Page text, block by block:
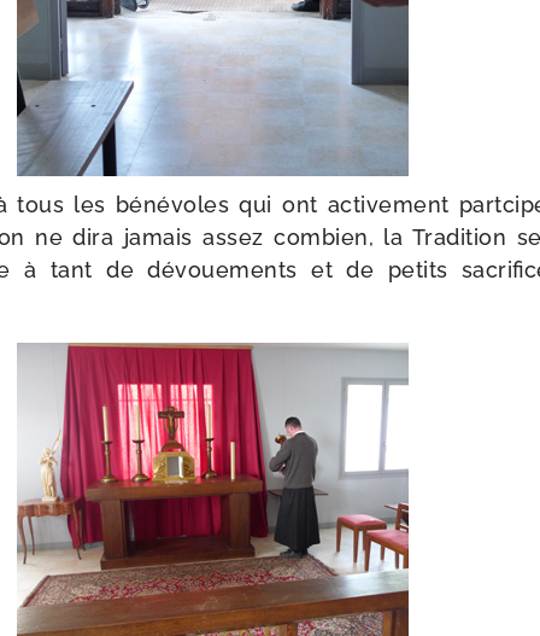
tous les béné­voles qui ont acti­ve­ment
ne dira jamais assez com­bien, la Tradition
à tant de dévoue­ments et de petits